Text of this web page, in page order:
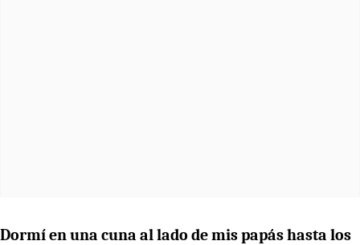
Dormí en una cuna al lado de mis papás hasta los